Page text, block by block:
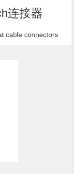
连接器
cable connectors